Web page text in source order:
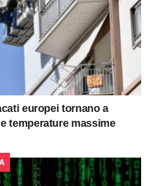
europei tornano a
temperature massime